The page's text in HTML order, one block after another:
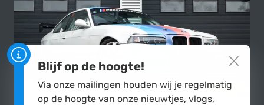
Blijf op de hoogte!
Via onze mailingen houden wij je regelmatig
op de hoogte van onze nieuwtjes, vlogs,